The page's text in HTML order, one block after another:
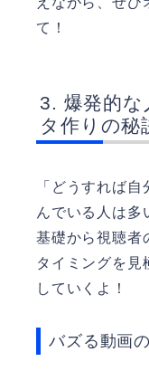
て！
爆発的な
タ作りの秘
「どうすれば
んでいる人は多
基礎から視聴者
タイミングを見
していくよ！
バズる動画